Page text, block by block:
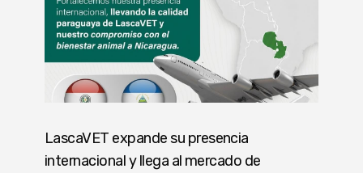
LascaVET expande su presencia
internacional y llega al mercado de